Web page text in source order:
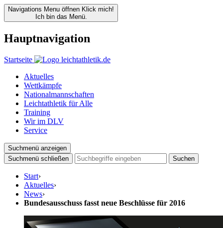
Navigations Menu öffnen Klick mich!
Ich bin das Menü.
Hauptnavigation
Startseite
Aktuelles
Wettkämpfe
Nationalmannschaften
Leichtathletik für Alle
Training
Wir im DLV
Service
Suchmenü anzeigen
Suchmenü schließen
Suchen
Start›
Aktuelles›
News›
Bundesausschuss fasst neue Beschlüsse für 2016